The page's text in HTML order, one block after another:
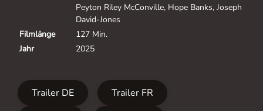
Peyton Riley McConville, Hope Banks, Joseph
David-Jones
Filmlänge
127 Min.
Jahr
2025
Trailer DE
Trailer FR